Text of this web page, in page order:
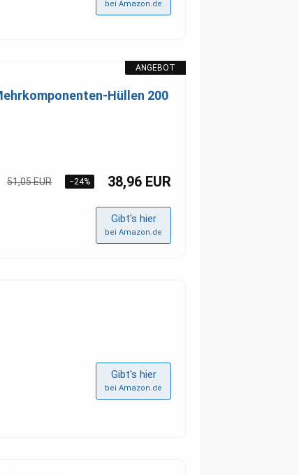
bei Amazon.de
ANGEBOT
Hüllen 200
51,05 EUR −24% 38,96 EUR
Gibt's hier
bei Amazon.de
Gibt's hier
bei Amazon.de